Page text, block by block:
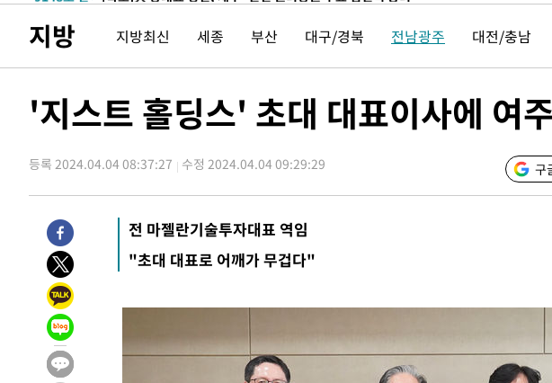
-2192초 전 >
[속보]이강인 "감독님이 원하는 마음 느꼈고, 많은 트로피 원해 아틀
-1974초 전 >수도권 40도 육박 '펄펄'…동해안 일부 지역엔 호의주의보
1시간 전 >강릉에 시간당 81.4㎜ 물폭탄…도로 잠기고 담벼락 붕괴
3시간 전 >선재도서 해루질 나섰다 실종 60대, 닷새 만에 숨진 채 발견
3시간 전 >남자 농구, 나고야 아시안게임서 '홈팀' 일본과 한일전
3시간 전 >
여수 오동도 해상서 모터보트 전복…1명 사망·1명 실종
5시간 전 >
극한폭염 한풀 꺾이지만…'낮 최고 35도' 무더위, 열대야 계속[다음주
날씨]
5시간 전 >
축구협회 "압수수색·성접대 논란 사과…쇄신의 기회로 삼겠다"
6시간 전 >
9시간 전 >
11시간 전 >
[속보]뉴욕증시 상승 마감…S&P 0.6% 나스닥 1.3%↑
-19397초 전 >
이란 "호르무즈 재개방 합의 근접…美 배상 선행돼야"
지방 지방최신 세종 부산 대구/경북 전남광주 대전/충남
'지스트 홀딩스' 초대 대표이사에
등록 2024.04.04 08:37:27 수정 2024.04.04 09:29:29 구
전 마젤란기술투자대표 역임
"초대 대표로 어깨가 무겁다"